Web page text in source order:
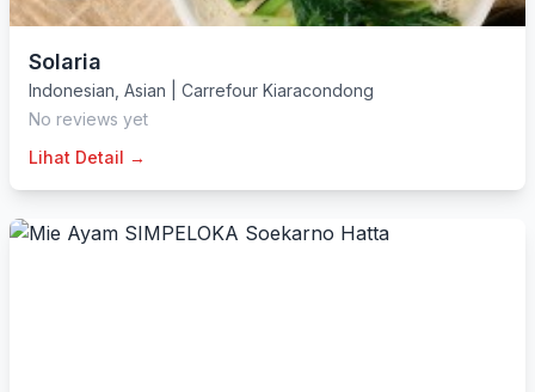
Solaria
Indonesian Asian
Carrefour Kiaracondong
No reviews yet
Lihat Detail →